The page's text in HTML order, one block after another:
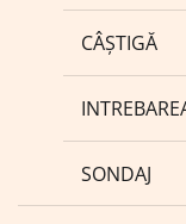
CÂȘTIGĂ
SONDAJ